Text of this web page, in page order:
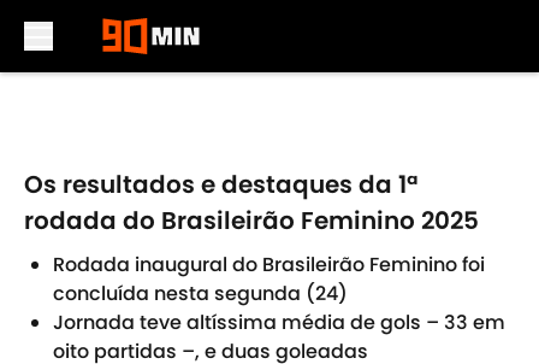
Os resultados e destaques da 1ª
rodada do Brasileirão Feminino 2025
Rodada inaugural do Brasileirão Feminino foi
concluída nesta segunda (24)
Jornada teve altíssima média de gols – 33 em
oito partidas –, e duas goleadas